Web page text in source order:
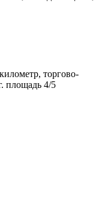
торгово-
площадь 4/5